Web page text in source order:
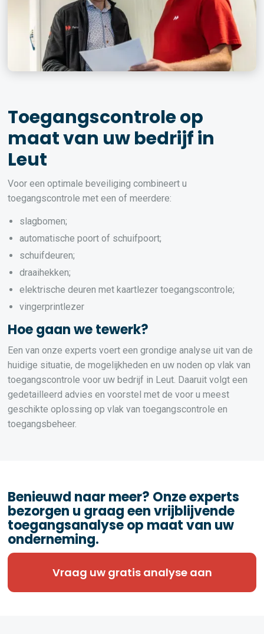
Toegangscontrole op
maat van uw bedrijf in
Leut
Voor een optimale beveiliging combineert u
toegangscontrole met een of meerdere:
slagbomen;
automatische poort of schuifpoort;
schuifdeuren;
draaihekken;
elektrische deuren met kaartlezer toegangscontrole;
vingerprintlezer
Hoe gaan we tewerk?
Een van onze experts voert een grondige analyse uit van de
huidige situatie, de mogelijkheden en uw noden op vlak van
toegangscontrole voor uw bedrijf in Leut. Daaruit volgt een
gedetailleerd advies en voorstel met de voor u meest
geschikte oplossing op vlak van toegangscontrole en
toegangsbeheer.
Benieuwd naar meer? Onze experts
bezorgen u graag een vrijblijvende
toegangsanalyse op maat van uw
onderneming.
Vraag uw gratis analyse aan